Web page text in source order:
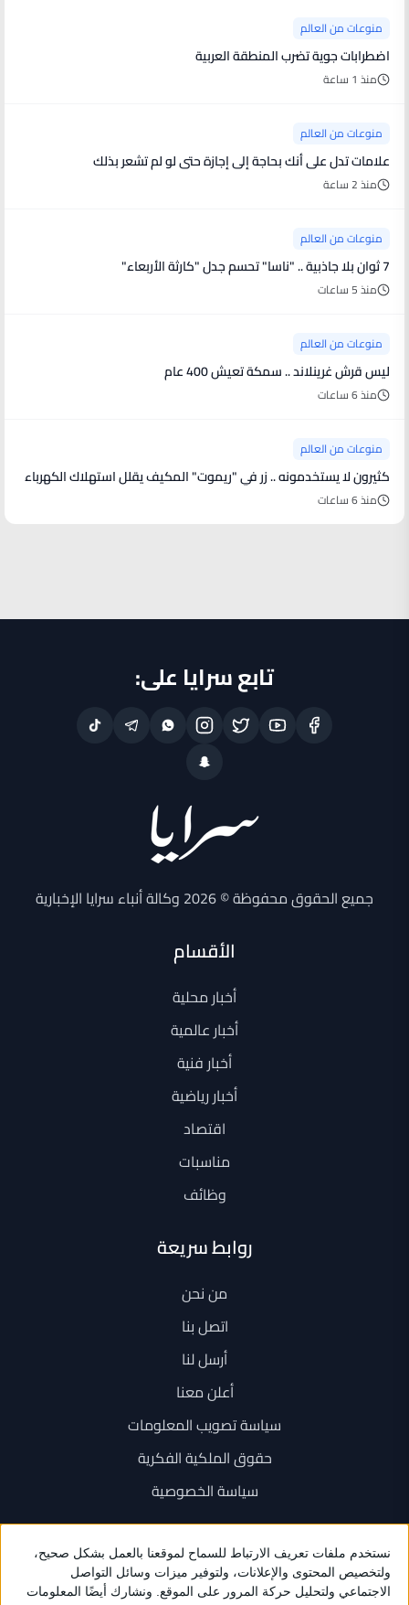
منوعات من العالم
اضطرابات جوية تضرب المنطقة العربية
منذ 1 ساعة
منوعات من العالم
علامات تدل على أنك بحاجة إلى إجازة حتى لو لم تشعر بذلك
منذ 2 ساعة
منوعات من العالم
7 ثوان بلا جاذبية .. "ناسا" تحسم جدل "كارثة الأربعاء"
منذ 5 ساعات
منوعات من العالم
ليس قرش غرينلاند .. سمكة تعيش 400 عام
منذ 6 ساعات
منوعات من العالم
كثيرون لا يستخدمونه .. زر في "ريموت" المكيف يقلل استهلاك الكهرباء
منذ 6 ساعات
تابع سرايا على:
جميع الحقوق محفوظة © 2026 وكالة أنباء سرايا الإخبارية
الأقسام
أخبار محلية
أخبار عالمية
أخبار فنية
أخبار رياضية
اقتصاد
مناسبات
وظائف
روابط سريعة
من نحن
اتصل بنا
أرسل لنا
أعلن معنا
سياسة تصويب المعلومات
حقوق الملكية الفكرية
سياسة الخصوصية
اتصل بنا
+962 6 534 1777